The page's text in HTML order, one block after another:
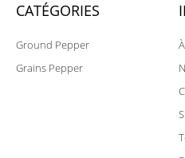
CATÉGORIES
Ground Pepper
Grains Pepper